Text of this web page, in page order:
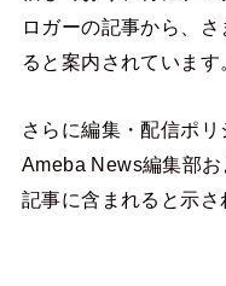
ロガーの記事から、
ると案内されています
さらに編集・配信ポ
Ameba News編集部
記事に含まれると示さ